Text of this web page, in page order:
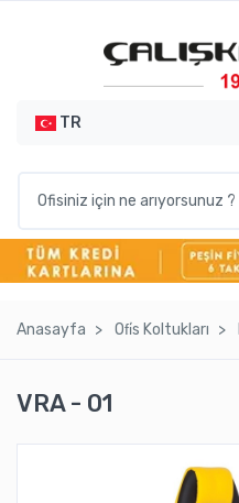
TR
Anasayfa Ofi̇s Koltukları
VRA - 01